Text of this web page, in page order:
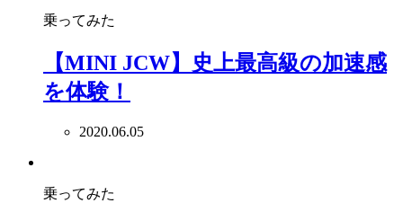
乗ってみた
【MINI JCW】史上最高級の加速感
を体験！
2020.06.05
乗ってみた